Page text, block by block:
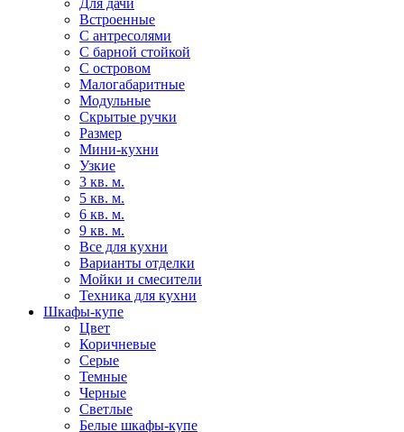
Для дачи
Встроенные
С антресолями
С барной стойкой
С островом
Малогабаритные
Модульные
Скрытые ручки
Размер
Мини-кухни
Узкие
3 кв. м.
5 кв. м.
6 кв. м.
9 кв. м.
Все для кухни
Варианты отделки
Мойки и смесители
Техника для кухни
Шкафы-купе
Цвет
Коричневые
Серые
Темные
Черные
Светлые
Белые шкафы-купе